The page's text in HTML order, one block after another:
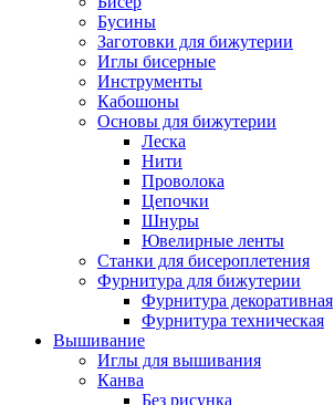
Бусины
Заготовки для бижутерии
Иглы бисерные
Инструменты
Кабошоны
Основы для бижутерии
Леска
Нити
Проволока
Цепочки
Шнуры
Ювелирные ленты
Станки для бисероплетения
Фурнитура для бижутерии
Фурнитура декоративная
Фурнитура техническая
Вышивание
Иглы для вышивания
Канва
Без рисунка